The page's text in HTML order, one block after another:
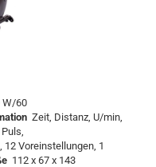
W/60
Zeit, Distanz, U/min,
12 Voreinstellungen, 1
112 x 67 x 143